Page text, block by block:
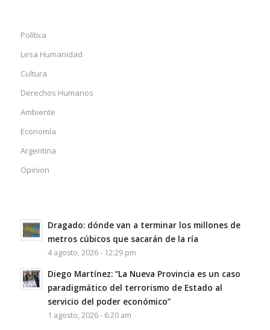
Política
Lesa Humanidad
Cultura
Derechos Humanos
Ambiente
Economía
Argentina
Opinion
Dragado: dónde van a terminar los millones de
metros cúbicos que sacarán de la ría
4 agosto, 2026 - 12:29 pm
Diego Martínez: “La Nueva Provincia es un caso
paradigmático del terrorismo de Estado al
servicio del poder económico”
1 agosto, 2026 - 6:20 am